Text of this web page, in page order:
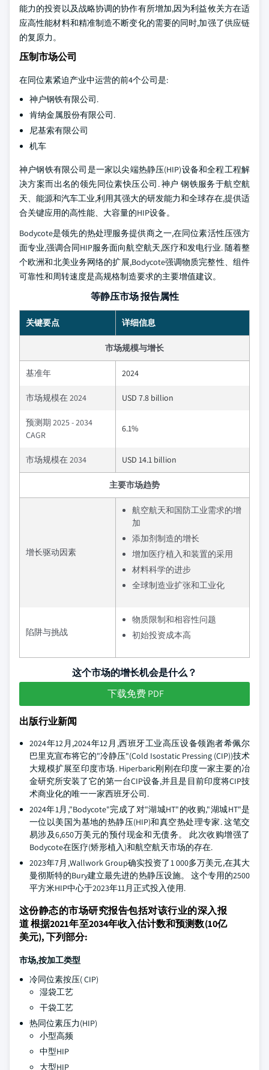
能力的投资以及战略协调的协作有所增加,因为利益攸关方在适
应高性能材料和精准制造不断变化的需要的同时,加强了供应链
的复原力。
压制市场公司
在同位素紧迫产业中运营的前4个公司是:
神户钢铁有限公司.
肯纳金属股份有限公司.
尼基索有限公司
机车
神户钢铁有限公司是一家以尖端热静压(HIP)设备和全程工程解
决方案而出名的领先同位素快压公司. 神户 钢铁服务于航空航
天、能源和汽车工业,利用其强大的研发能力和全球存在,提供适
合关键应用的高性能、大容量的HIP设备。
Bodycote是领先的热处理服务提供商之一,在同位素活性压强方
面专业,强调合同HIP服务面向航空航天,医疗和发电行业. 随着整
个欧洲和北美业务网络的扩展,Bodycote强调物质完整性、组件
可靠性和周转速度是高规格制造要求的主要增值建议。
等静压市场 报告属性
关键要点 详细信息
市场规模与增长
基准年 2024
市场规模在 2024 USD 7.8 billion
预测期 2025 - 2034
CAGR
6.1%
市场规模在 2034 USD 14.1 billion
主要市场趋势
增长驱动因素
航空航天和国防工业需求的增
加
添加剂制造的增长
增加医疗植入和装置的采用
材料科学的进步
全球制造业扩张和工业化
陷阱与挑战
物质限制和相容性问题
初始投资成本高
这个市场的增长机会是什么？
下载免费 PDF
出版行业新闻
2024年12月,2024年12月,西班牙工业高压设备领跑者希佩尔
巴里克宣布将它的"冷静压"(Cold Isostatic Pressing (CIP))技术
大规模扩展至印度市场. Hiperbaric刚刚在印度一家主要的冶
金研究所安装了它的第一台CIP设备,并且是目前印度将CIP技
术商业化的唯一一家西班牙公司.
2024年1月,"Bodycote"完成了对"湖城HT"的收购,"湖城HT"是
一位以美国为基地的热静压(HIP)和真空热处理专家. 这笔交
易涉及6,650万美元的预付现金和无债务。 此次收购增强了
Bodycote在医疗(矫形植入)和航空航天市场的存在.
2023年7月,Wallwork Group确实投资了1 000多万美元,在其大
曼彻斯特的Bury建立最先进的热静压设施。 这个专用的2500
平方米HIP中心于2023年11月正式投入使用.
这份静态的市场研究报告包括对该行业的深入报
道 根据2021年至2034年收入估计数和预测数(10亿
美元), 下列部分:
市场,按加工类型
冷同位素按压( CIP)
湿袋工艺
干袋工艺
热同位素压力(HIP)
小型高频
中型HIP
大型HIP